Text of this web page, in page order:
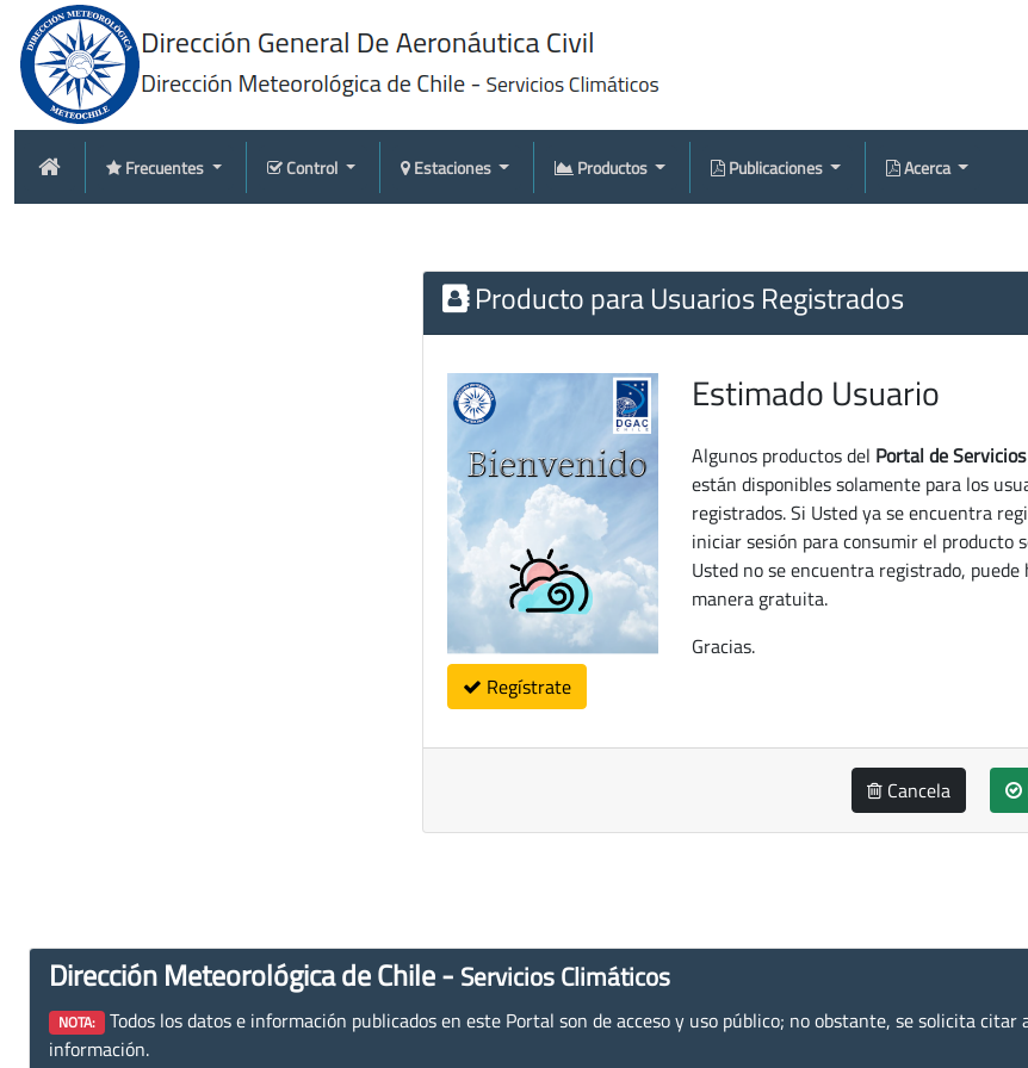
Frecuentes Control Estaciones Productos Publicaciones Acerca
Producto para Usuarios Registrados
Regístrate
Estimado Usuario
Algunos productos del Portal de
están disponibles solamente para los
registrados. Si Usted ya se encuentra
iniciar sesión para consumir el producto
Usted no se encuentra registrado, puede
manera gratuita.
Gracias.
Cancela
Dirección Meteorológica de Chile - Servicios Climáticos
NOTA: Todos los datos e información publicados en este Portal son de acceso y uso público; no obstante, se solicita citar
información.